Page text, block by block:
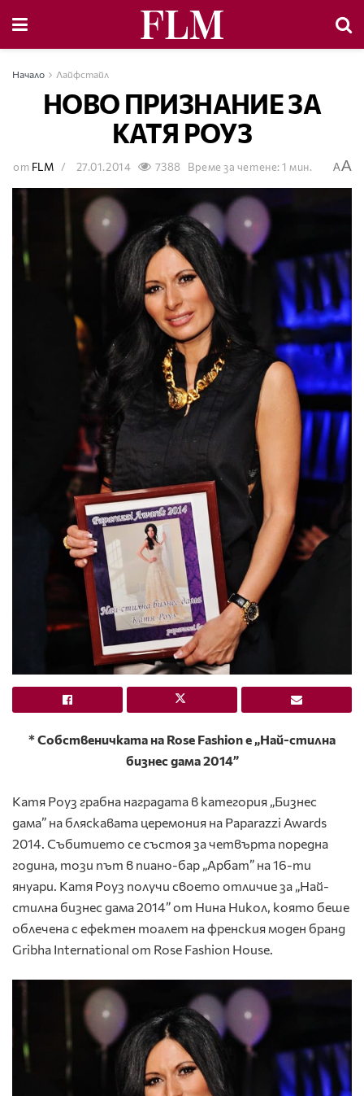
Начало Лайфстайл
НОВО ПРИЗНАНИЕ ЗА
КАТЯ РОУЗ
от FLM 27.01.2014 7388 Време за четене: 1 мин. AA
* Собственичката на Rose Fashion е „Най-стилна
бизнес дама 2014”
Катя Роуз грабна наградата в категория „Бизнес
дама” на бляскавата церемония на Paparazzi Awards
2014. Събитието се състоя за четвърта поредна
година, този път в пиано-бар „Арбат” на 16-ти
януари. Катя Роуз получи своето отличие за „Най-
стилна бизнес дама 2014” от Нина Никол, която беше
облечена с ефектен тоалет на френския моден бранд
Gribha International от Rose Fashion House.